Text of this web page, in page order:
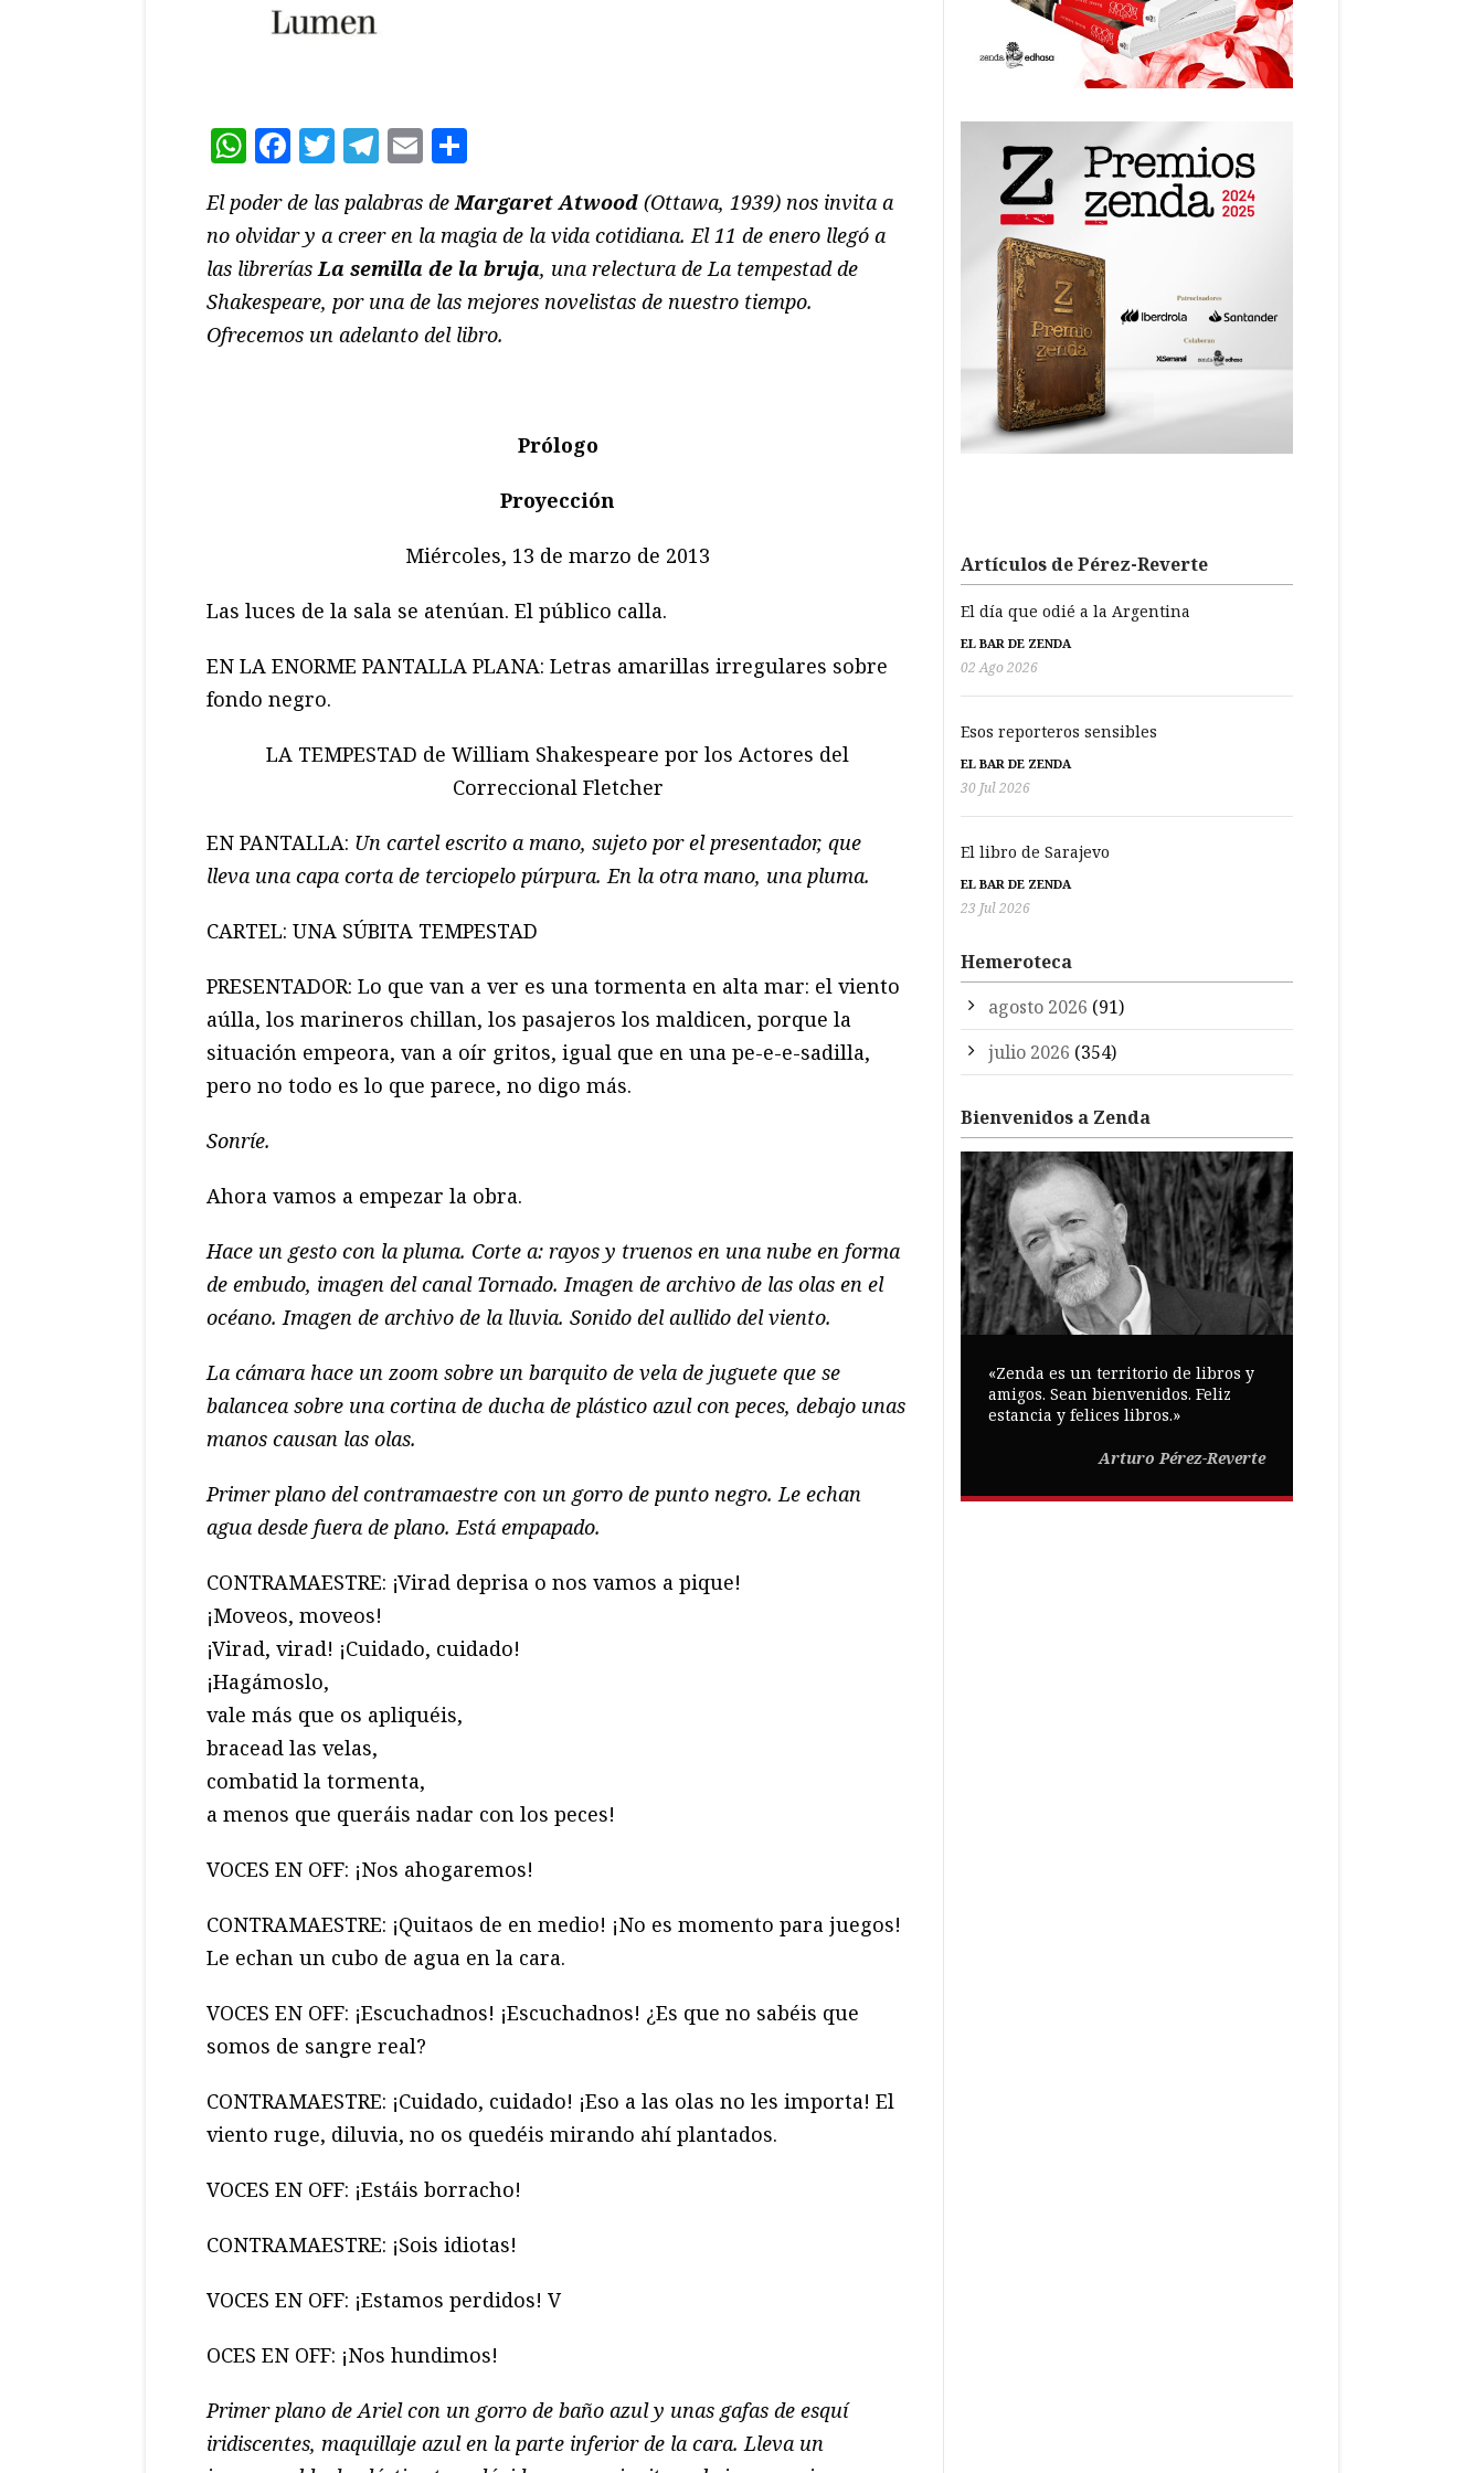
WhatsApp
Facebook
Twitter
Telegram
Email
El poder de las palabras deMargaret Atwood (Ottawa, 1939) nos invita a
no olvidar y a creer en la magia de la vida cotidiana. El 11 de enero llegó a
las libreríasLa semilla de la bruja, una relectura de La tempestad de
Shakespeare, por una de las mejores novelistas de nuestro tiempo.
Ofrecemos un adelanto del libro.
Prólogo
Proyección
Miércoles, 13 de marzo de 2013
Las luces de la sala se atenúan. El público calla.
EN LA ENORME PANTALLA PLANA: Letras amarillas irregulares sobre
fondo negro.
LA TEMPESTAD de William Shakespeare por los Actores del
Correccional Fletcher
EN PANTALLA: Un cartel escrito a mano, sujeto por el presentador, que
lleva una capa corta de terciopelo púrpura. En la otra mano, una pluma.
CARTEL: UNA SÚBITA TEMPESTAD
PRESENTADOR: Lo que van a ver es una tormenta en alta mar: el viento
aúlla, los marineros chillan, los pasajeros los maldicen, porque la
situación empeora, van a oír gritos, igual que en una pe-e-e-sadilla,
pero no todo es lo que parece, no digo más.
Sonríe.
Ahora vamos a empezar la obra.
Hace un gesto con la pluma. Corte a: rayos y truenos en una nube en forma
de embudo, imagen del canal Tornado. Imagen de archivo de las olas en el
océano. Imagen de archivo de la lluvia. Sonido del aullido del viento.
La cámara hace un zoom sobre un barquito de vela de juguete que se
balancea sobre una cortina de ducha de plástico azul con peces, debajo unas
manos causan las olas.
Primer plano del contramaestre con un gorro de punto negro. Le echan
agua desde fuera de plano. Está empapado.
CONTRAMAESTRE: ¡Virad deprisa o nos vamos a pique!
¡Moveos, moveos!
¡Virad, virad! ¡Cuidado, cuidado!
¡Hagámoslo,
vale más que os apliquéis,
bracead las velas,
combatid la tormenta,
a menos que queráis nadar con los peces!
VOCES EN OFF: ¡Nos ahogaremos!
CONTRAMAESTRE: ¡Quitaos de en medio! ¡No es momento para juegos!
Le echan un cubo de agua en la cara.
VOCES EN OFF: ¡Escuchadnos! ¡Escuchadnos! ¿Es que no sabéis que
somos de sangre real?
CONTRAMAESTRE: ¡Cuidado, cuidado! ¡Eso a las olas no les importa! El
viento ruge, diluvia, no os quedéis mirando ahí plantados.
VOCES EN OFF: ¡Estáis borracho!
CONTRAMAESTRE: ¡Sois idiotas!
VOCES EN OFF: ¡Estamos perdidos! V
OCES EN OFF: ¡Nos hundimos!
Primer plano de Ariel con un gorro de baño azul y unas gafas de esquí
iridiscentes, maquillaje azul en la parte inferior de la cara. Lleva un
Artículos de Pérez-Reverte
El día que odié a la Argentina
EL BAR DE ZENDA
02 Ago 2026
Esos reporteros sensibles
EL BAR DE ZENDA
30 Jul 2026
El libro de Sarajevo
EL BAR DE ZENDA
23 Jul 2026
Hemeroteca
agosto 2026 (91)
julio 2026 (354)
Bienvenidos a Zenda
«Zenda es un territorio de libros y
amigos. Sean bienvenidos. Feliz
estancia y felices libros.»
Arturo Pérez-Reverte